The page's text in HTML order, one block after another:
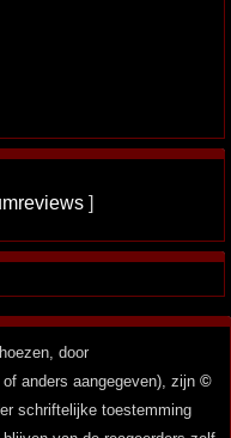
]
door
anders aangegeven), zijn ©
schriftelijke toestemming